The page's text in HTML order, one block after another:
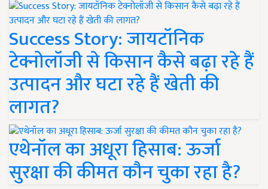
Success Story: जायटॉनिक
टेक्नोलॉजी से किसान कैसे बढ़ा रहे हैं
उत्पादन और घटा रहे हैं खेती की
लागत?
एथेनॉल का अधूरा हिसाब: ऊर्जा
सुरक्षा की कीमत कौन चुका रहा है?